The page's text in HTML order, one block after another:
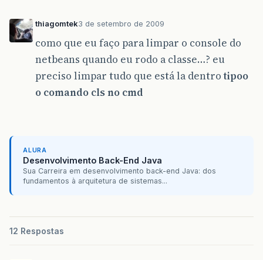
thiagomtek3 de setembro de 2009
como que eu faço para limpar o console do
netbeans quando eu rodo a classe…? eu
preciso limpar tudo que está la dentrotipoo
o comando cls no cmd
ALURA
Desenvolvimento Back-End Java
Sua Carreira em desenvolvimento back-end Java: dos
fundamentos à arquitetura de sistemas...
12 Respostas